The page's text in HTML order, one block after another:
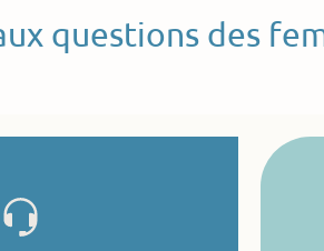
questions des